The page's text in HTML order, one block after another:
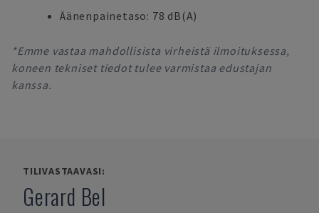
Äänenpainetaso: 78 dB(A)
*Emme vastaa mahdollisista virheistä ilmoituksessa,
koneen tekniset tiedot tulee varmistaa edustajan
kanssa.
TILIVASTAAVASI:
Gerard Bel